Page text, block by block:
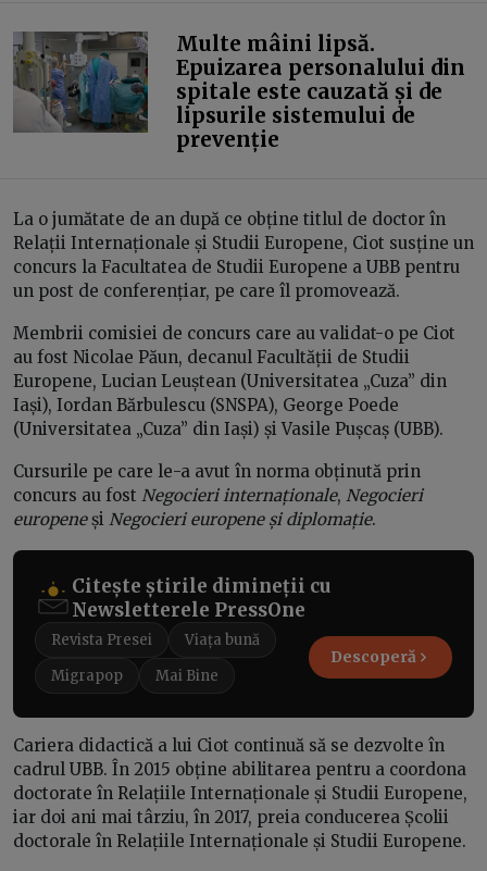
Multe mâini lipsă.
Epuizarea personalului din
spitale este cauzată și de
lipsurile sistemului de
prevenție
La o jumătate de an după ce obține titlul de doctor în
Relații Internaționale și Studii Europene, Ciot susține un
concurs la Facultatea de Studii Europene a UBB pentru
un post de conferențiar, pe care îl promovează.
Membrii comisiei de concurs care au validat-o pe Ciot
au fost Nicolae Păun, decanul Facultății de Studii
Europene, Lucian Leuștean (Universitatea „Cuza” din
Iași), Iordan Bărbulescu (SNSPA), George Poede
(Universitatea „Cuza” din Iași) și Vasile Pușcaș (UBB).
Cursurile pe care le-a avut în norma obținută prin
concurs au fost Negocieri internaționale, Negocieri
europeneși Negocieri europene și diplomație.
Citește știrile dimineții cu
Newsletterele PressOne
Revista Presei
Viața bună
Migrapop
Mai Bine
Descoperă
Cariera didactică a lui Ciot continuă să se dezvolte în
cadrul UBB. În 2015 obține abilitarea pentru a coordona
doctorate în Relațiile Internaționale și Studii Europene,
iar doi ani mai târziu, în 2017, preia conducerea Școlii
doctorale în Relațiile Internaționale și Studii Europene.